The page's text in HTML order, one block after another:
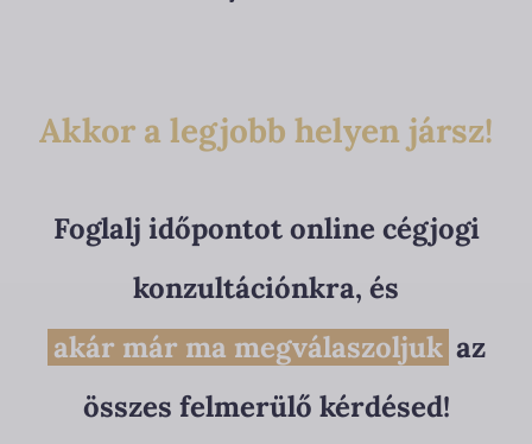
Akkor a legjobb helyen jársz!
Foglalj időpontot online cégjogi
konzultációnkra, és
akár már ma megválaszoljuk az
összes felmerülő kérdésed!